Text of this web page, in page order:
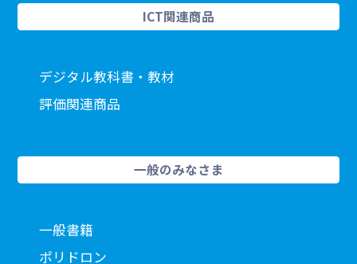
ICT関連商品
デジタル教科書・教材
評価関連商品
一般のみなさま
一般書籍
ポリドロン